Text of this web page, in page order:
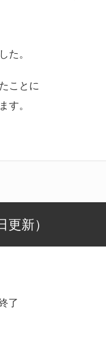
た。
ことに
す。
新）
了